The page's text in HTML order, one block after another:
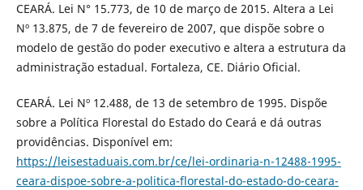
CEARÁ. Lei N° 15.773, de 10 de março de 2015. Altera a Lei
Nº 13.875, de 7 de fevereiro de 2007, que dispõe sobre o
modelo de gestão do poder executivo e altera a estrutura da
administração estadual. Fortaleza, CE. Diário Oficial.
CEARÁ. Lei Nº 12.488, de 13 de setembro de 1995. Dispõe
sobre a Política Florestal do Estado do Ceará e dá outras
providências. Disponível em:
https://leisestaduais.com.br/ce/lei-ordinaria-n-12488-1995-
ceara-dispoe-sobre-a-politica-florestal-do-estado-do-ceara-